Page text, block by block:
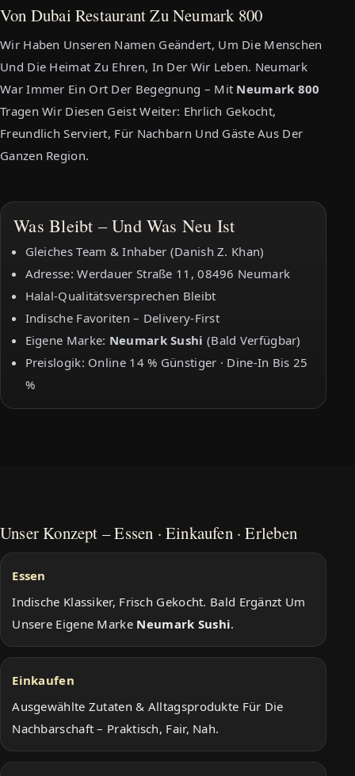
Von Dubai Restaurant Zu Neumark 800
Wir Haben Unseren Namen Geändert, Um Die Menschen
Und Die Heimat Zu Ehren, In Der Wir Leben. Neumark
War Immer Ein Ort Der Begegnung – Mit Neumark 800
Tragen Wir Diesen Geist Weiter: Ehrlich Gekocht,
Freundlich Serviert, Für Nachbarn Und Gäste Aus Der
Ganzen Region.
Was Bleibt – Und Was Neu Ist
Gleiches Team & Inhaber (Danish Z. Khan)
Adresse: Werdauer Straße 11, 08496 Neumark
Halal-Qualitätsversprechen Bleibt
Indische Favoriten – Delivery-First
Eigene Marke: Neumark Sushi (bald Verfügbar)
Preislogik: Online 14 % Günstiger · Dine-In Bis 25
%
Unser Konzept – Essen · Einkaufen · Erleben
Essen
Indische Klassiker, Frisch Gekocht. Bald Ergänzt Um
Unsere Eigene Marke Neumark Sushi.
Einkaufen
Ausgewählte Zutaten & Alltagsprodukte Für Die
Nachbarschaft – Praktisch, Fair, Nah.